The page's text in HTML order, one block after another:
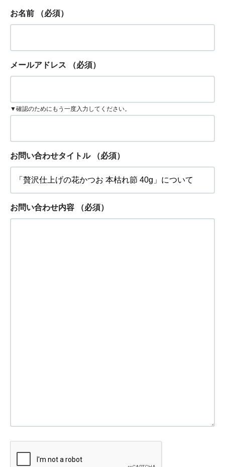
お名前 （必須）
メールアドレス （必須）
▼確認のためにもう一度入力してください。
お問い合わせタイトル （必須）
お問い合わせ内容 （必須）